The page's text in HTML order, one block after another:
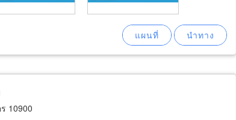
10900